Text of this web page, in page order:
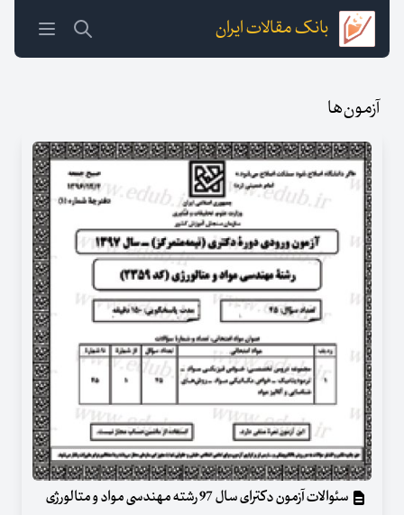
بانک مقالات ایران
آزمون‌ها
سئوالات آزمون دکترای سال 97 رشته مهندسی مواد و متالورژی